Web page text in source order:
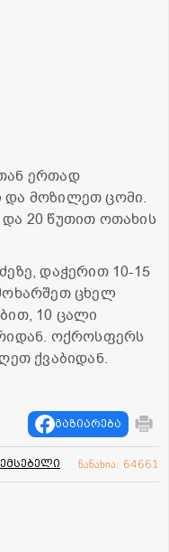
ერთად
მოზილეთ ცომი.
20 წუთით ოთახის
დაჭერით 10-15
ცხელ
10 ცალი
ოქროსფერს
ქვაბიდან.
გაზიარება
ნანახია: 64661